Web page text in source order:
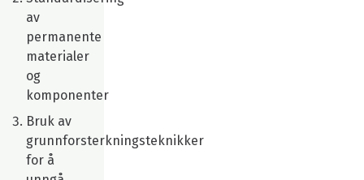
av
permanente
materialer
og
komponenter
Bruk av
grunnforsterkningsteknikker
for å